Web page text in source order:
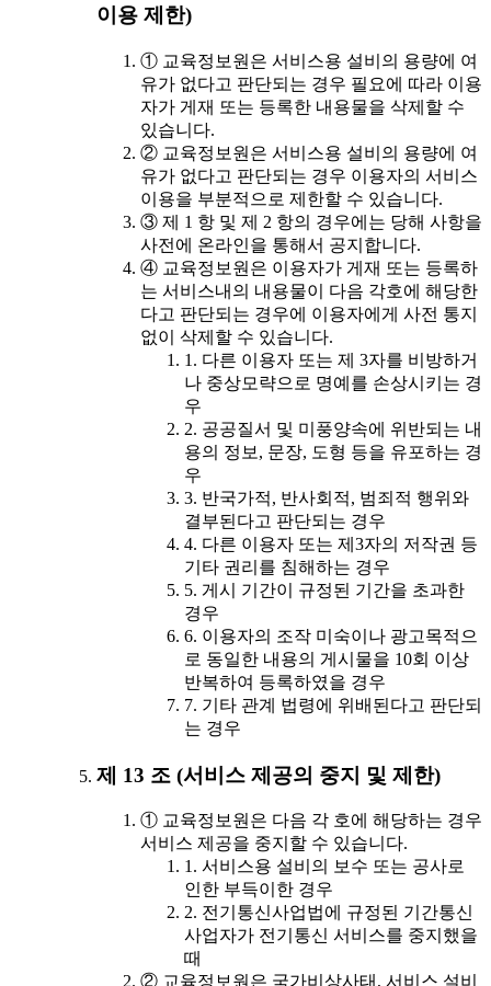
이용 제한)
① 교육정보원은 서비스용 설비의 용량에 여
유가 없다고 판단되는 경우 필요에 따라 이용
자가 게재 또는 등록한 내용물을 삭제할 수
있습니다.
② 교육정보원은 서비스용 설비의 용량에 여
유가 없다고 판단되는 경우 이용자의 서비스
이용을 부분적으로 제한할 수 있습니다.
③ 제 1 항 및 제 2 항의 경우에는 당해 사항을
사전에 온라인을 통해서 공지합니다.
④ 교육정보원은 이용자가 게재 또는 등록하
는 서비스내의 내용물이 다음 각호에 해당한
다고 판단되는 경우에 이용자에게 사전 통지
없이 삭제할 수 있습니다.
1. 다른 이용자 또는 제 3자를 비방하거
나 중상모략으로 명예를 손상시키는 경
우
2. 공공질서 및 미풍양속에 위반되는 내
용의 정보, 문장, 도형 등을 유포하는 경
우
3. 반국가적, 반사회적, 범죄적 행위와
결부된다고 판단되는 경우
4. 다른 이용자 또는 제3자의 저작권 등
기타 권리를 침해하는 경우
5. 게시 기간이 규정된 기간을 초과한
경우
6. 이용자의 조작 미숙이나 광고목적으
로 동일한 내용의 게시물을 10회 이상
반복하여 등록하였을 경우
7. 기타 관계 법령에 위배된다고 판단되
는 경우
제 13 조 (서비스 제공의 중지 및 제한)
① 교육정보원은 다음 각 호에 해당하는 경우
서비스 제공을 중지할 수 있습니다.
1. 서비스용 설비의 보수 또는 공사로
인한 부득이한 경우
2. 전기통신사업법에 규정된 기간통신
사업자가 전기통신 서비스를 중지했을
때
② 교육정보원은 국가비상사태, 서비스 설비